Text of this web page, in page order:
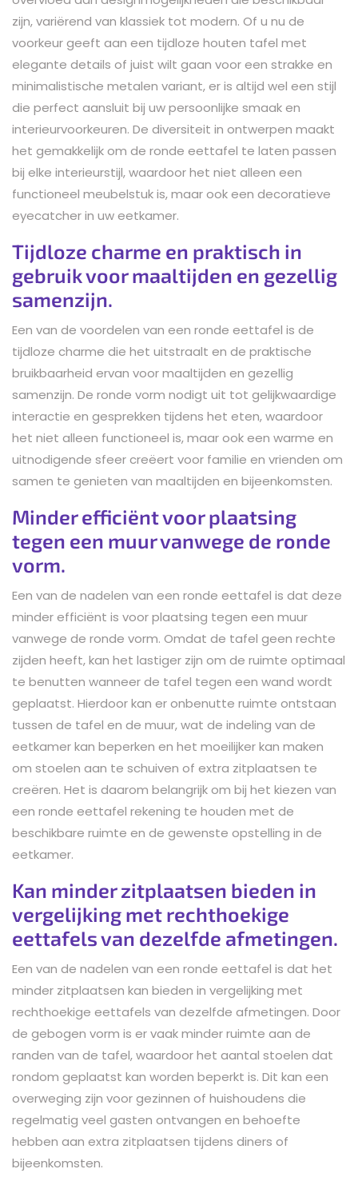
zijn, variërend van klassiek tot modern. Of u nu de
voorkeur geeft aan een tijdloze houten tafel met
elegante details of juist wilt gaan voor een strakke en
minimalistische metalen variant, er is altijd wel een stijl
die perfect aansluit bij uw persoonlijke smaak en
interieurvoorkeuren. De diversiteit in ontwerpen maakt
het gemakkelijk om de ronde eettafel te laten passen
bij elke interieurstijl, waardoor het niet alleen een
functioneel meubelstuk is, maar ook een decoratieve
eyecatcher in uw eetkamer.
Tijdloze charme en praktisch in
gebruik voor maaltijden en gezellig
samenzijn.
Een van de voordelen van een ronde eettafel is de
tijdloze charme die het uitstraalt en de praktische
bruikbaarheid ervan voor maaltijden en gezellig
samenzijn. De ronde vorm nodigt uit tot gelijkwaardige
interactie en gesprekken tijdens het eten, waardoor
het niet alleen functioneel is, maar ook een warme en
uitnodigende sfeer creëert voor familie en vrienden om
samen te genieten van maaltijden en bijeenkomsten.
Minder efficiënt voor plaatsing
tegen een muur vanwege de ronde
vorm.
Een van de nadelen van een ronde eettafel is dat deze
minder efficiënt is voor plaatsing tegen een muur
vanwege de ronde vorm. Omdat de tafel geen rechte
zijden heeft, kan het lastiger zijn om de ruimte optimaal
te benutten wanneer de tafel tegen een wand wordt
geplaatst. Hierdoor kan er onbenutte ruimte ontstaan
tussen de tafel en de muur, wat de indeling van de
eetkamer kan beperken en het moeilijker kan maken
om stoelen aan te schuiven of extra zitplaatsen te
creëren. Het is daarom belangrijk om bij het kiezen van
een ronde eettafel rekening te houden met de
beschikbare ruimte en de gewenste opstelling in de
eetkamer.
Kan minder zitplaatsen bieden in
vergelijking met rechthoekige
eettafels van dezelfde afmetingen.
Een van de nadelen van een ronde eettafel is dat het
minder zitplaatsen kan bieden in vergelijking met
rechthoekige eettafels van dezelfde afmetingen. Door
de gebogen vorm is er vaak minder ruimte aan de
randen van de tafel, waardoor het aantal stoelen dat
rondom geplaatst kan worden beperkt is. Dit kan een
overweging zijn voor gezinnen of huishoudens die
regelmatig veel gasten ontvangen en behoefte
hebben aan extra zitplaatsen tijdens diners of
bijeenkomsten.